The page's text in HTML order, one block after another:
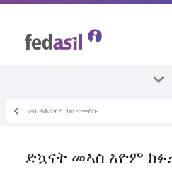
ኵላቶም ኣርእስተ-ቴማታት
ኣብያተ-መሸጣ ዝኽፈቱሎም ሰዓታት
ናብ ዳሕረዋይ ገጽ ተመለሱ
ድኳናት መኣስ እዮም